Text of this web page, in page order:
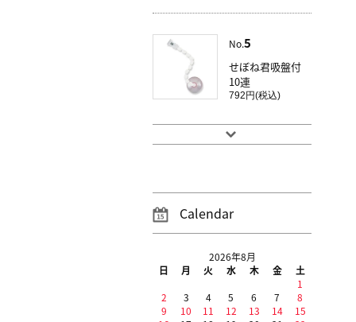
No.5
せぼね君吸盤付
10連
792円(税込)
Calendar
2026年8月
日
月 火 水 木 金
土
1
2
3 4 5 6 7
8
9
10 11 12 13 14
15